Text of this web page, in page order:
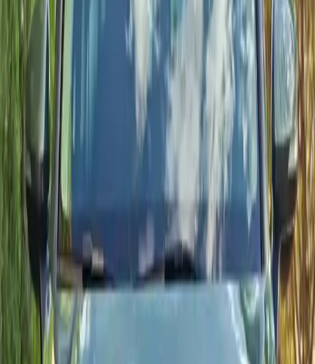
Dostępne modele Kia
Porównaj specyfikacje, terminy dostawy i ceny każdego Kia
przygotowanego w Agadirze.
6 modeli jest gotowych teraz.
Kia
Picanto
Kia Picanto
Zwinna i ekonomiczna Kia Picanto 1,0 MPi z 5-biegową
zautomatyzowaną manualną skrzynią biegów (AMT) oferuje
niskie zużycie paliwa, kluczowe funkcje wspomagające
kierowcę (hamowanie awaryjne, asystent utrzymania pasa
ruchu) i nowoczesną łączność za pośrednictwem 8-calowego
ekranu z Apple CarPlay / Android Auto (w zależności od
wyposażenia).
Miejsca
5
Skrzynia
Automatique
Paliwo
Essence